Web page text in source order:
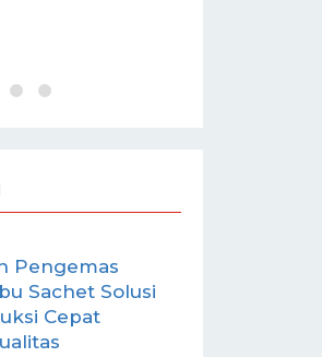
Pengemas
Sachet Solusi
Cepat